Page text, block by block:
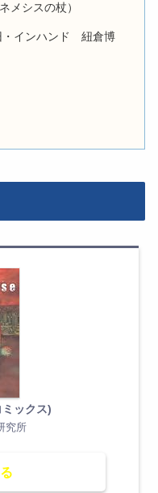
メシスの杖）
・インハンド 紐倉博
ックス)
究所